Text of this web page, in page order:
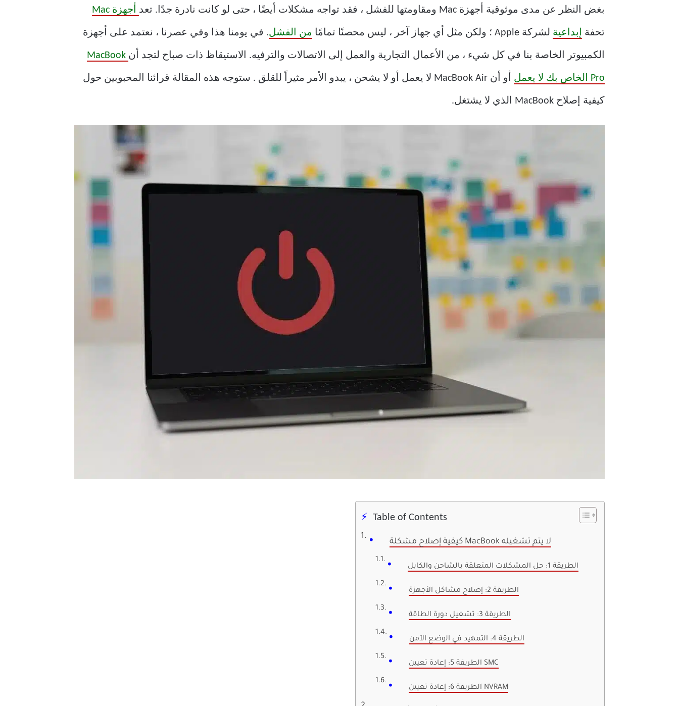
بغض النظر عن مدى موثوقية أجهزة Mac ومقاومتها للفشل ، فقد تواجه مشكلات أيضًا ، حتى لو كانت نادرة جدًا. تعد أجهزة Mac
تحفة إبداعية لشركة Apple ؛ ولكن مثل أي جهاز آخر ، ليس محصنًا تمامًا من الفشل. في يومنا هذا وفي عصرنا ، نعتمد على أجهزة
الكمبيوتر الخاصة بنا في كل شيء ، من الأعمال التجارية والعمل إلى الاتصالات والترفيه. الاستيقاظ ذات صباح لتجد أن MacBook
Pro الخاص بك لا يعمل أو أن MacBook Air لا يعمل أو لا يشحن ، يبدو الأمر مثيراً للقلق . ستوجه هذه المقالة قرائنا المحبوبين حول
كيفية إصلاح MacBook الذي لا يشتغل.
Table of Contents
كيفية إصلاح مشكلة MacBook لا يتم تشغيله
الطريقة 1: حل المشكلات المتعلقة بالشاحن والكابل
الطريقة 2: إصلاح مشاكل الأجهزة
الطريقة 3: تشغيل دورة الطاقة
الطريقة 4: التمهيد في الوضع الآمن
الطريقة 5: إعادة تعيين SMC
الطريقة 6: إعادة تعيين NVRAM